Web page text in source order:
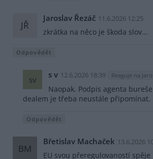
JŘ
Jaroslav Řezáč 11.6.2026 12:25
zkrátka na něco je škoda slov...
Odpovědět
sv s v 12.6.2026 18:39 Reaguje na
Naopak. Podpis agenta
dealem je třeba neustále připomínat.
Odpovědět
BM
Břetislav Machaček 13.6.2026
EU svou přeregulovaností